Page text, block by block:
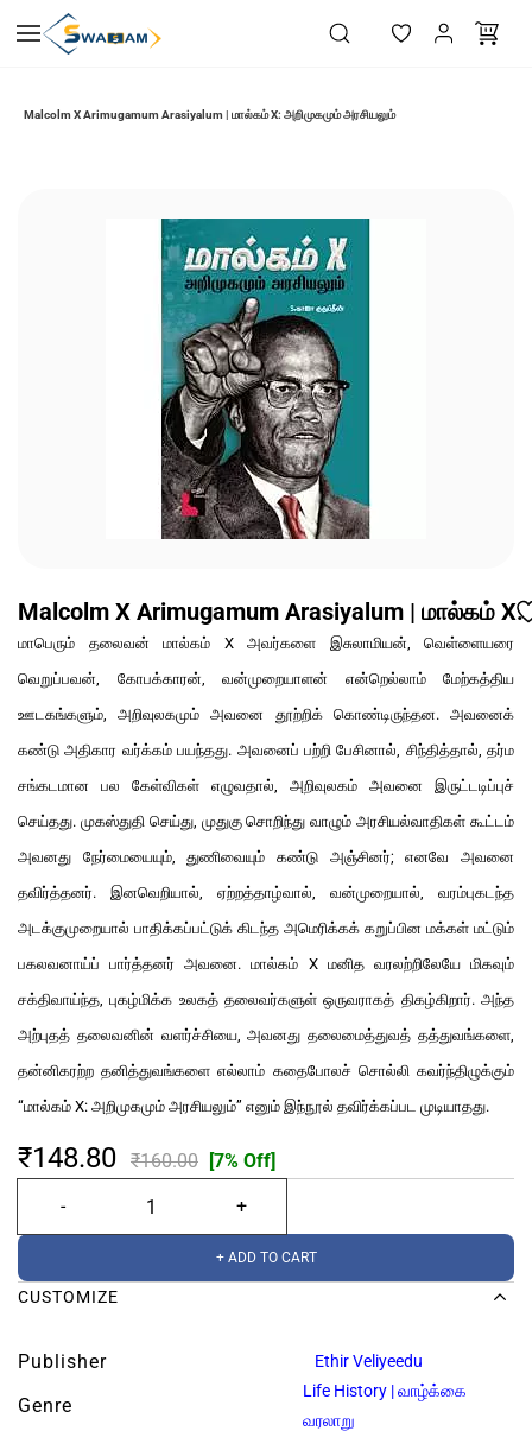
main
Malcolm X Arimugamum Arasiyalum | மால்கம் X: அறிமுகமும் அரசியலும்
Malcolm X Arimugamum Arasiyalum | மால்கம் X:
மாபெரும் தலைவன் மால்கம் X அவர்களை இசுலாமியன், வெள்ளையரை
வெறுப்பவன், கோபக்காரன், வன்முறையாளன் என்றெல்லாம் மேற்கத்திய
ஊடகங்களும், அறிவுலகமும் அவனை தூற்றிக் கொண்டிருந்தன. அவனைக்
கண்டு அதிகார வர்க்கம் பயந்தது. அவனைப் பற்றி பேசினால், சிந்தித்தால், தர்ம
சங்கடமான பல கேள்விகள் எழுவதால், அறிவுலகம் அவனை இருட்டடிப்புச்
செய்தது. முகஸ்துதி செய்து, முதுகு சொறிந்து வாழும் அரசியல்வாதிகள் கூட்டம்
அவனது நேர்மையையும், துணிவையும் கண்டு அஞ்சினர்; எனவே அவனை
தவிர்த்தனர். இனவெறியால், ஏற்றத்தாழ்வால், வன்முறையால், வரம்புகடந்த
அடக்குமுறையால் பாதிக்கப்பட்டுக் கிடந்த அமெரிக்கக் கறுப்பின மக்கள் மட்டும்
பகலவனாய்ப் பார்த்தனர் அவனை. மால்கம் X மனித வரலற்றிலேயே மிகவும்
சக்திவாய்ந்த, புகழ்மிக்க உலகத் தலைவர்களுள் ஒருவராகத் திகழ்கிறார். அந்த
அற்புதத் தலைவனின் வளர்ச்சியை, அவனது தலைமைத்துவத் தத்துவங்களை,
தன்னிகரற்ற தனித்துவங்களை எல்லாம் கதைபோலச் சொல்லி கவர்ந்திழுக்கும்
“மால்கம் X: அறிமுகமும் அரசியலும்” எனும் இந்நூல் தவிர்க்கப்பட முடியாதது.
₹148.80 ₹160.00 [7% Off]
+ ADD TO CART
CUSTOMIZE
Publisher Ethir Veliyeedu
Genre
Life History | வாழ்க்கை
வரலாறு